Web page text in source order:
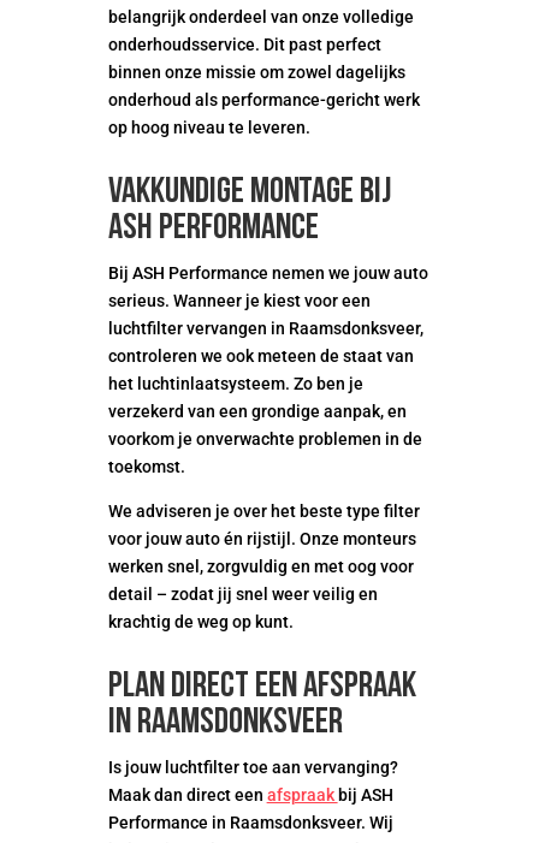
belangrijk onderdeel van onze volledige
onderhoudsservice. Dit past perfect
binnen onze missie om zowel dagelijks
onderhoud als performance-gericht werk
op hoog niveau te leveren.
Vakkundige montage bij
ASH Performance
Bij ASH Performance nemen we jouw auto
serieus. Wanneer je kiest voor een
luchtfilter vervangen in Raamsdonksveer,
controleren we ook meteen de staat van
het luchtinlaatsysteem. Zo ben je
verzekerd van een grondige aanpak, en
voorkom je onverwachte problemen in de
toekomst.
We adviseren je over het beste type filter
voor jouw auto én rijstijl. Onze monteurs
werken snel, zorgvuldig en met oog voor
detail – zodat jij snel weer veilig en
krachtig de weg op kunt.
Plan direct een afspraak
in Raamsdonksveer
Is jouw luchtfilter toe aan vervanging?
Maak dan direct een afspraak bij ASH
Performance in Raamsdonksveer. Wij